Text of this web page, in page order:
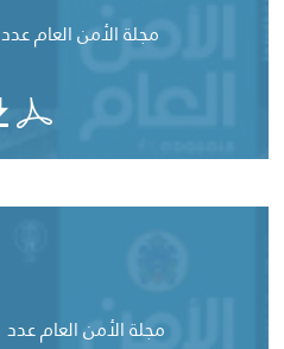
مجلة الأمن العام عدد 142 تموز 2025
مجلة الأمن العام عدد 141 حزيران 2025